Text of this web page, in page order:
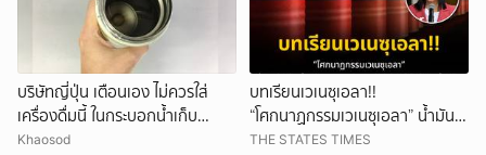
บริษัทญี่ปุ่น เตือนเอง ไม่ควรใส่
เครื่องดื่มนี้ ในกระบอกน้ำเก็บ
อุณหภูมิ เสี่ยงเสียหายง่าย
Khaosod
บทเรียนเวเนซุเอลา!!
“โศกนาฏกรรมเวเนซุเอลา” น้ำมัน
1.3 หมื่นล้านดอลลาร์ ถูกสหรัฐฯ
THE STATES TIMES